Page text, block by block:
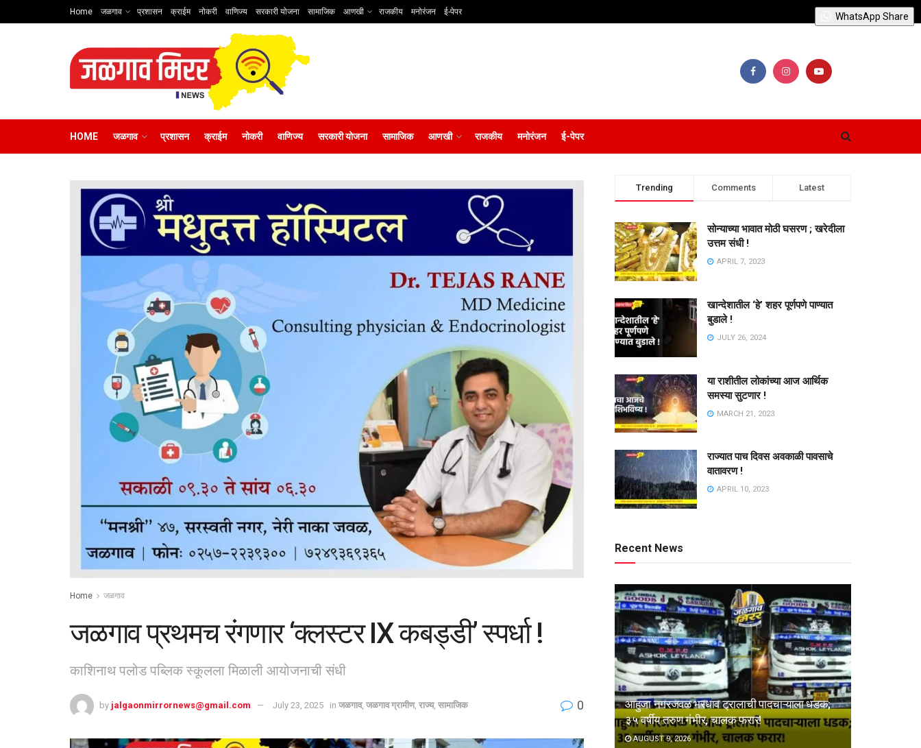
Home जळगाव प्रशासन क्राईम नोकरी वाणिज्य सरकारी योजना सामाजिक आणखी राजकीय मनोरंजन ई-पेपर
HOME जळगाव प्रशासन क्राईम नोकरी वाणिज्य सरकारी योजना सामाजिक आणखी राजकीय मनोरंजन ई-पेपर
Home जळगाव
जळगाव प्रथमच रंगणार ‘क्लस्टर IX कबड्डी’ स्पर्धा !
काशिनाथ पलोड पब्लिक स्कूलला मिळाली आयोजनाची संधी
by jalgaonmirrornews@gmail.com July 23, 2025 in जळगाव, जळगाव ग्रामीण, राज्य, सामाजिक 0
Trending Comments Latest
सोन्याच्या भावात मोठी घसरण ; खरेदीला
उत्तम संधी !
APRIL 7, 2023
खान्देशातील ‘हे’ शहर पूर्णपणे पाण्यात
बुडाले !
JULY 26, 2024
या राशीतील लोकांच्या आज आर्थिक
समस्या सुटणार !
MARCH 21, 2023
राज्यात पाच दिवस अवकाळी पावसाचे
वातावरण !
APRIL 10, 2023
Recent News
आहुजा नगरजवळ भरधाव ट्रालाची पादचाऱ्याला धडक;
३५ वर्षीय तरुण गंभीर, चालक फरार!
AUGUST 9, 2026
WhatsApp Share